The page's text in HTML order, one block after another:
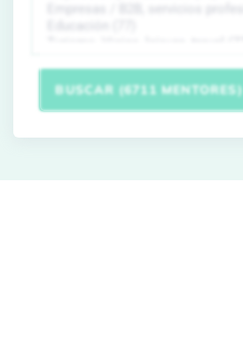
BUSCAR (6711 MENTORES)